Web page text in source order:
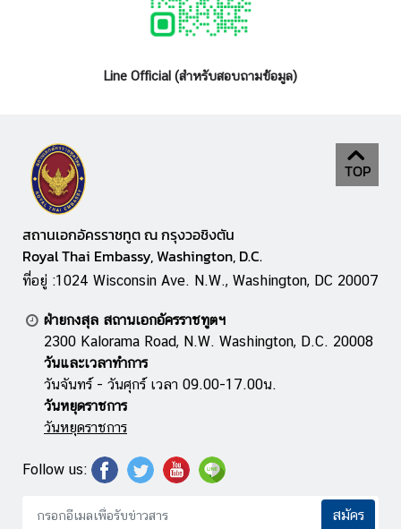
ส
น
ใ
ข่
ว
|
ป
ร
ะ
ก
ศ
Line Official (สำหรับสอบถามข้อมูล)
TOP
สถานเอกอัครราชทูต ณ กรุงวอชิงตัน
Royal Thai Embassy, Washington, D.C.
ที่อยู่ :1024 Wisconsin Ave. N.W., Washington, DC 20007
ฝ่ายกงสุล สถานเอกอัครราชทูตฯ
2300 Kalorama Road, N.W. Washington, D.C. 20008
วันและเวลาทำการ
วันจันทร์ - วันศุกร์ เวลา 09.00-17.00น.
วันหยุดราชการ
วันหยุดราชการ
Follow us:
สมัคร